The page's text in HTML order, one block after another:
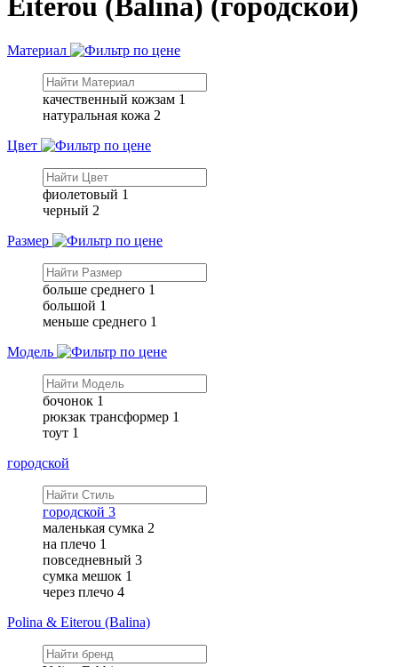
Eiterou (Balina) (городской)
Материал
качественный кожзам 1
натуральная кожа 2
Цвет
фиолетовый 1
черный 2
Размер
больше среднего 1
большой 1
меньше среднего 1
Модель
бочонок 1
рюкзак трансформер 1
тоут 1
городской
городской 3
маленькая сумка 2
на плечо 1
повседневный 3
сумка мешок 1
через плечо 4
Polina & Eiterou (Balina)